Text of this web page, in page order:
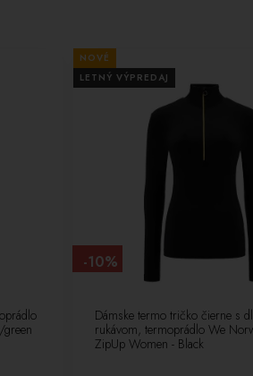
green
NOVÉ
LETNÝ VÝPREDAJ
Dámske termo tričko čierne s
rukávom, termoprádlo We
ZipUp Women - Black
-10%